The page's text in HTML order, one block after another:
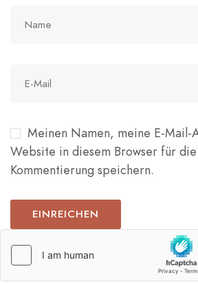
Meinen Namen, meine E-Mail-
Website in diesem Browser für
Kommentierung speichern.